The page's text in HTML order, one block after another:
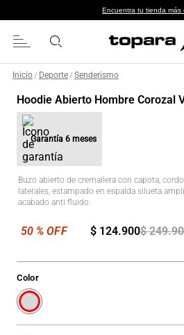
Encuentra tu tienda más
Inicio / Deporte / Senderismo
Hoodie Abierto Hombre Corozal
Garantía 6 meses
Buzo abierto de cremallera con capota,
laterales, estampado en espalda silueta
acabado anti fluido.
$ 249.
$ 124.900
Color